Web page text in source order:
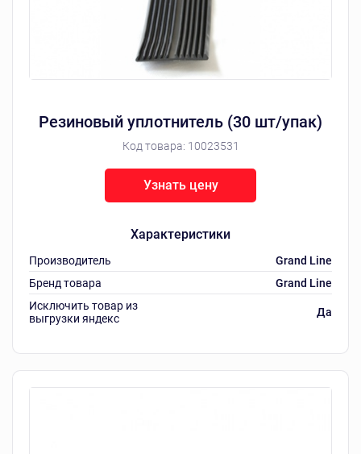
Резиновый уплотнитель (30 шт/упак)
Код товара: 10023531
Характеристики
Производитель
Grand Line
Бренд товара
Grand Line
Исключить товар из
выгрузки яндекс
Да
Узнать цену